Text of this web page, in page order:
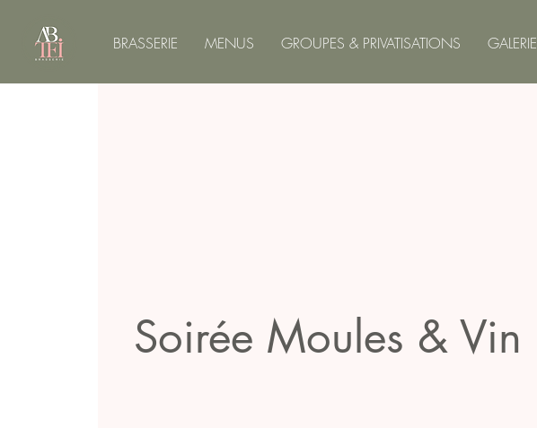
BRASSERIE MENUS GROUPES & PRIVATISATIONS GALERIE
Soirée Moules & Vin